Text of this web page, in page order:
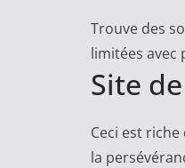
r
e
Trouve des
limitées avec
Site
Ceci est
la